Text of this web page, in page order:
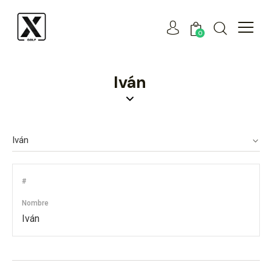
0
Iván
#
Nombre
Iván